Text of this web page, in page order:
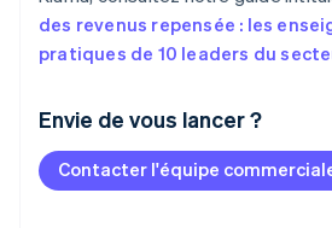
Envie de vous lancer ?
Contacter l'équipe
des revenus repensée : les
pratiques de 10 leaders du
Allemagne